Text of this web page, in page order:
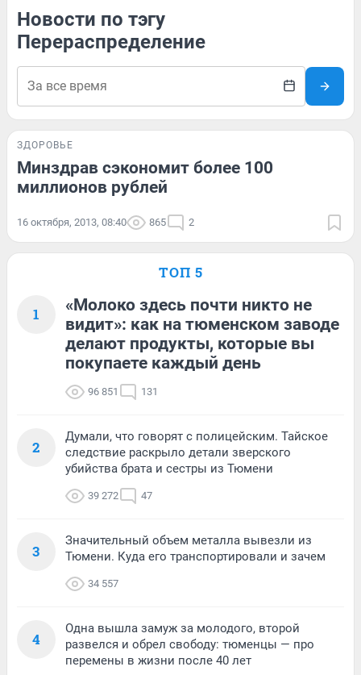
Новости по тэгу
Перераспределение
ЗДОРОВЬЕ
Минздрав сэкономит более 100
миллионов рублей
16 октября, 2013, 08:40 865 2
ТОП 5
1
«Молоко здесь почти никто не
видит»: как на тюменском заводе
делают продукты, которые вы
покупаете каждый день
96 851 131
2
Думали, что говорят с полицейским. Тайское
следствие раскрыло детали зверского
убийства брата и сестры из Тюмени
39 272 47
3
Значительный объем металла вывезли из
Тюмени. Куда его транспортировали и зачем
34 557
4
Одна вышла замуж за молодого, второй
развелся и обрел свободу: тюменцы — про
перемены в жизни после 40 лет